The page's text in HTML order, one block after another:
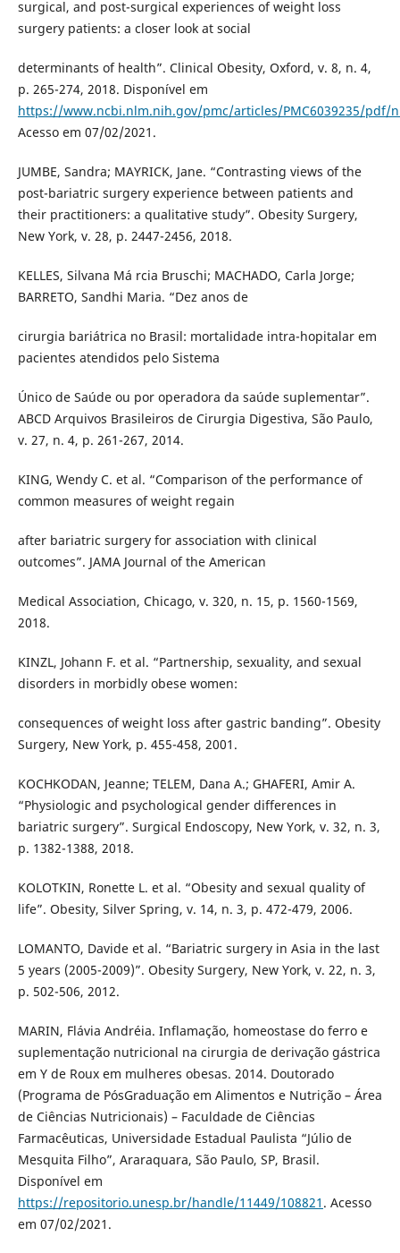
surgical, and post-surgical experiences of weight loss
surgery patients: a closer look at social
determinants of health”. Clinical Obesity, Oxford, v. 8, n. 4,
p. 265-274, 2018. Disponível em
https://www.ncbi.nlm.nih.gov/pmc/articles/PMC6039235/pdf/
Acesso em 07/02/2021.
JUMBE, Sandra; MAYRICK, Jane. “Contrasting views of the
post-bariatric surgery experience between patients and
their practitioners: a qualitative study”. Obesity Surgery,
New York, v. 28, p. 2447-2456, 2018.
KELLES, Silvana Má rcia Bruschi; MACHADO, Carla Jorge;
BARRETO, Sandhi Maria. “Dez anos de
cirurgia bariátrica no Brasil: mortalidade intra-hopitalar em
pacientes atendidos pelo Sistema
Único de Saúde ou por operadora da saúde suplementar”.
ABCD Arquivos Brasileiros de Cirurgia Digestiva, São Paulo,
v. 27, n. 4, p. 261-267, 2014.
KING, Wendy C. et al. “Comparison of the performance of
common measures of weight regain
after bariatric surgery for association with clinical
outcomes”. JAMA Journal of the American
Medical Association, Chicago, v. 320, n. 15, p. 1560-1569,
2018.
KINZL, Johann F. et al. “Partnership, sexuality, and sexual
disorders in morbidly obese women:
consequences of weight loss after gastric banding”. Obesity
Surgery, New York, p. 455-458, 2001.
KOCHKODAN, Jeanne; TELEM, Dana A.; GHAFERI, Amir A.
“Physiologic and psychological gender differences in
bariatric surgery”. Surgical Endoscopy, New York, v. 32, n. 3,
p. 1382-1388, 2018.
KOLOTKIN, Ronette L. et al. “Obesity and sexual quality of
life”. Obesity, Silver Spring, v. 14, n. 3, p. 472-479, 2006.
LOMANTO, Davide et al. “Bariatric surgery in Asia in the last
5 years (2005-2009)”. Obesity Surgery, New York, v. 22, n. 3,
p. 502-506, 2012.
MARIN, Flávia Andréia. Inflamação, homeostase do ferro e
suplementação nutricional na cirurgia de derivação gástrica
em Y de Roux em mulheres obesas. 2014. Doutorado
(Programa de PósGraduação em Alimentos e Nutrição – Área
de Ciências Nutricionais) – Faculdade de Ciências
Farmacêuticas, Universidade Estadual Paulista “Júlio de
Mesquita Filho”, Araraquara, São Paulo, SP, Brasil.
Disponível em
https://repositorio.unesp.br/handle/11449/108821 . Acesso
em 07/02/2021.